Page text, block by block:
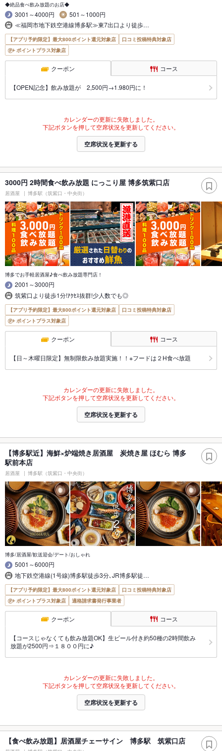
◆絶品食べ飲み放題のお店◆
3001～4000円
501～1000円
≪福岡市地下鉄空港線博多駅≫東7出口より徒歩…
【アプリ予約限定】最大800ポイント還元対象店
口コミ投稿特典対象店
ポイントプラス対象店
クーポン コース
【OPEN記念】飲み放題が 2,500円→1.980円に！
カレンダーの更新に失敗しました。
下記ボタンを押して空席状況を更新してください。
空席状況を更新する
3000円 2時間食べ飲み放題 にっこり屋 博多筑紫口店
居酒屋 博多駅（筑紫口・中央街）
博多でお手軽居酒屋♪食べ飲み放題専門店！
2001～3000円
筑紫口より徒歩1分!ｱｸｾｽ抜群!少人数でも◎
【アプリ予約限定】最大800ポイント還元対象店
口コミ投稿特典対象店
ポイントプラス対象店
クーポン コース
【日～木曜日限定】無制限飲み放題実施！！※フードは２H食べ放題
カレンダーの更新に失敗しました。
下記ボタンを押して空席状況を更新してください。
空席状況を更新する
【博多駅近】海鮮×炉端焼き居酒屋 炭焼き屋 ほむら 博多
駅前本店
居酒屋 博多駅（筑紫口・中央街）
博多/居酒屋/歓送迎会/デート/おしゃれ
5001～6000円
地下鉄空港線(1号線)博多駅徒歩3分､JR博多駅徒…
【アプリ予約限定】最大800ポイント還元対象店
口コミ投稿特典対象店
ポイントプラス対象店
適格請求書発行事業者
クーポン コース
【コースじゃなくても飲み放題OK】生ビール付き約50種の2時間飲み
放題が2500円⇒１８００円に♪
カレンダーの更新に失敗しました。
下記ボタンを押して空席状況を更新してください。
空席状況を更新する
【食べ飲み放題】居酒屋チェーサイン 博多駅 筑紫口店